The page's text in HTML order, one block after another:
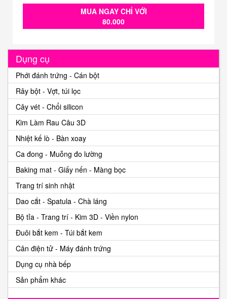
MUA NGAY CHỈ VỚI
80.000
Dụng cụ
Phới đánh trứng - Cán bột
Rây bột - Vợt, túi lọc
Cây vét - Chổi silicon
Kim Làm Rau Câu 3D
Nhiệt kế lò - Bàn xoay
Ca đong - Muỗng đo lường
Baking mat - Giấy nến - Màng bọc
Trang trí sinh nhật
Dao cắt - Spatula - Chà láng
Bộ tỉa - Trang trí - Kim 3D - Viền nylon
Đuôi bắt kem - Túi bắt kem
Cân điện tử - Máy đánh trứng
Dụng cụ nhà bếp
Sản phẩm khác